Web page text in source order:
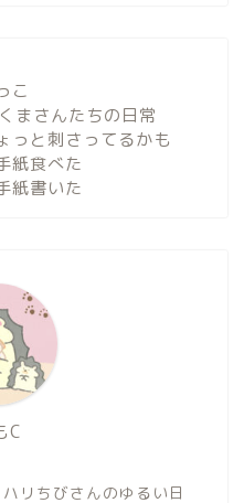
こ
まさんたちの日常
っと刺さってるかも
紙食べた
紙書いた
C
リちびさんのゆるい日